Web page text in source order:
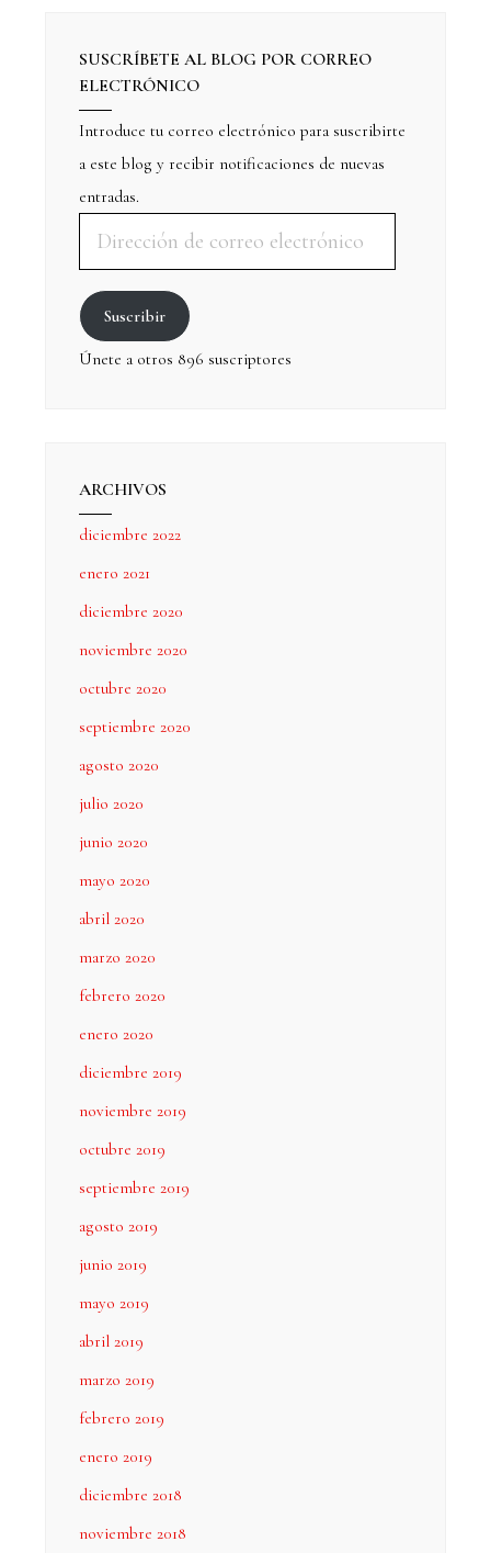
SUSCRÍBETE AL BLOG POR CORREO
ELECTRÓNICO
Introduce tu correo electrónico para suscribirte
a este blog y recibir notificaciones de nuevas
entradas.
Suscribir
Únete a otros 896 suscriptores
ARCHIVOS
diciembre 2022
enero 2021
diciembre 2020
noviembre 2020
octubre 2020
septiembre 2020
agosto 2020
julio 2020
junio 2020
mayo 2020
abril 2020
marzo 2020
febrero 2020
enero 2020
diciembre 2019
noviembre 2019
octubre 2019
septiembre 2019
agosto 2019
junio 2019
mayo 2019
abril 2019
marzo 2019
febrero 2019
enero 2019
diciembre 2018
noviembre 2018